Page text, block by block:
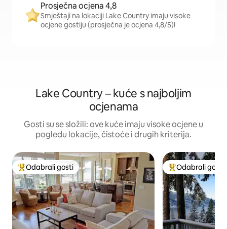
Prosječna ocjena 4,8
Smještaji na lokaciji Lake Country imaju visoke
ocjene gostiju (prosječna je ocjena 4,8/5)!
Lake Country – kuće s najboljim
ocjenama
Gosti su se složili: ove kuće imaju visoke ocjene u
pogledu lokacije, čistoće i drugih kriterija.
Među najviše rangiranima s oznakom „Odabrali gosti”
Odabrali gosti Među najviše
Odabrali gosti